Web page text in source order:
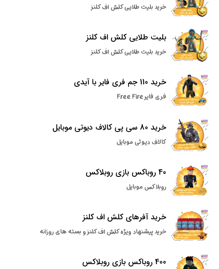
خرید بلیت طلایی کلش اف کلنز
بلیت طلایی کلش اف کلنز
خرید بلیت طلایی کلش اف کلنز
خرید 110 جم فری فایر با آیدی
فری فایر Free Fire
خرید 80 سی پی کالاف دیوتی موبایل
کالاف دیوتی موبایل
40 روباکس بازی روبلاکس
روبلاکس موبایل
خرید آفرهای کلش اف کلنز
خرید پیشنهاد ویژه کلش اف کلنز و بسته های روزانه
400 روباکس بازی روبلاکس